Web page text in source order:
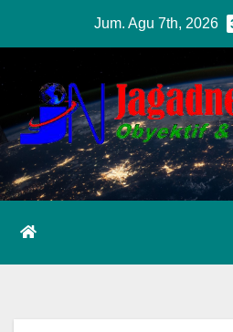
content
Jum. Agu 7th, 2026